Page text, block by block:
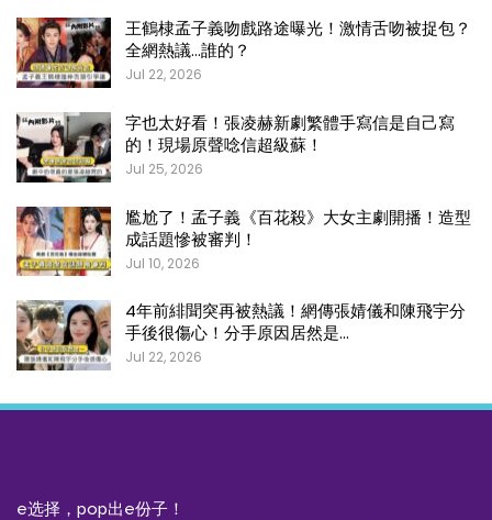
王鶴棣孟子義吻戲路途曝光！激情舌吻被捉包？
全網熱議…誰的？
Jul 22, 2026
字也太好看！張凌赫新劇繁體手寫信是自己寫
的！現場原聲唸信超級蘇！
Jul 25, 2026
尷尬了！孟子義《百花殺》大女主劇開播！造型
成話題慘被審判！
Jul 10, 2026
4年前緋聞突再被熱議！網傳張婧儀和陳飛宇分
手後很傷心！分手原因居然是…
Jul 22, 2026
e选择，pop出e份子！